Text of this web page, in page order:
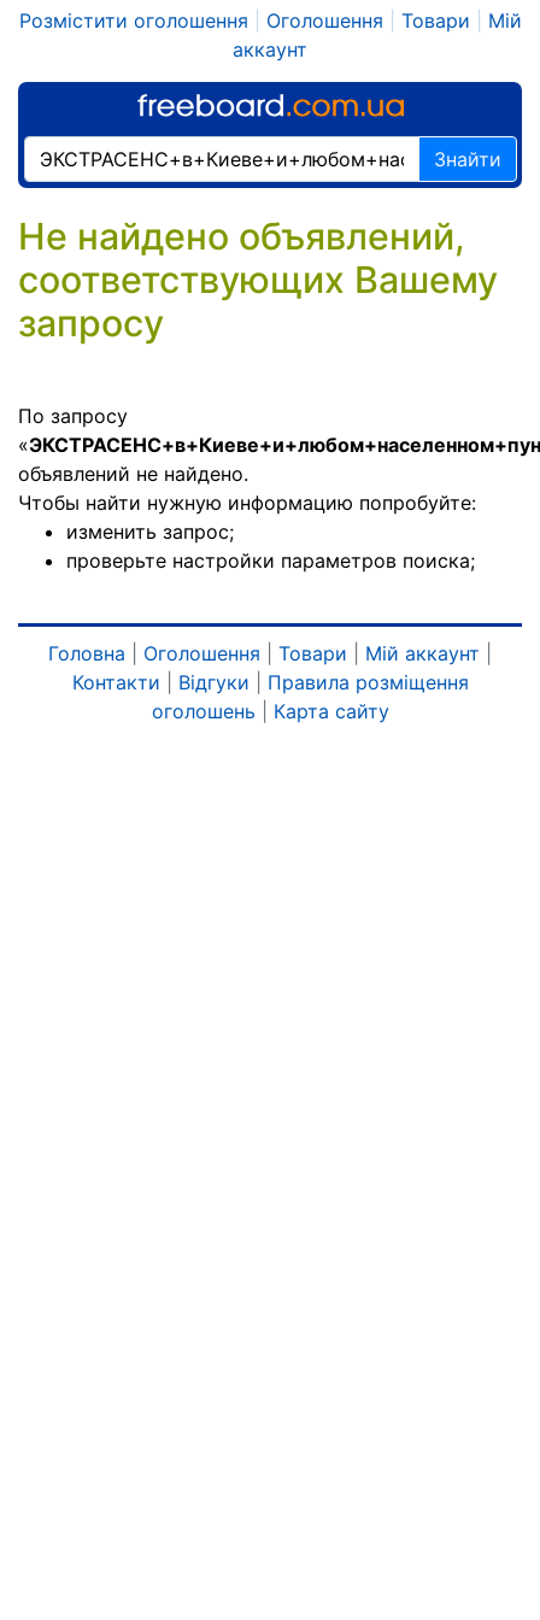
Розмістити оголошення Оголошення Товари
Мій
аккаунт
Знайти
Не найдено объявлений,
соответствующих Вашему
запросу
По запросу
«
объявлений не найдено.
Чтобы найти нужную информацию попробуйте:
изменить запрос;
проверьте настройки параметров поиска;
Головна Оголошення Товари Мій аккаунт
Контакти
Відгуки
Правила розміщення
оголошень
Карта сайту